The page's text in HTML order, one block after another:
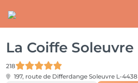
La Coiffe Soleuvre
218
197, route de Differdange Soleuvre L-4438